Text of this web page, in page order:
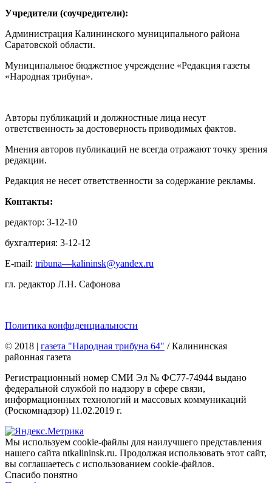
Учредители (соучредители):
Администрация Калининского муниципального района
Саратовской области.
Муниципальное бюджетное учреждение «Редакция газеты
«Народная трибуна».
Авторы публикаций и должностные лица несут
ответственность за достоверность приводимых фактов.
Мнения авторов публикаций не всегда отражают точку зрения
редакции.
Редакция не несет ответственности за содержание рекламы.
Контакты:
редактор: 3-12-10
бухгалтерия: 3-12-12
E-mail: tribuna—kalininsk@yandex.ru
гл. редактор Л.Н. Сафонова
Политика конфиденциальности
© 2018 | газета "Народная трибуна 64" / Калининская
районная газета
Регистрационный номер СМИ Эл № ФС77-74944 выдано
федеральной службой по надзору в сфере связи,
информационных технологий и массовых коммуникаций
(Роскомнадзор) 11.02.2019 г.
Мы используем cookie-файлы для наилучшего представления
нашего сайта ntkalininsk.ru. Продолжая использовать этот сайт,
вы соглашаетесь с использованием cookie-файлов.
Спасибо понятно